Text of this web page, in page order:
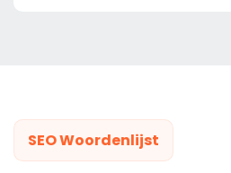
SEO Woordenlijst